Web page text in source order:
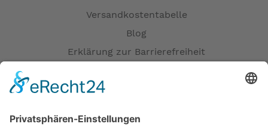
Versandkostentabelle
Blog
Erklärung zur Barrierefreiheit
Versandpartner